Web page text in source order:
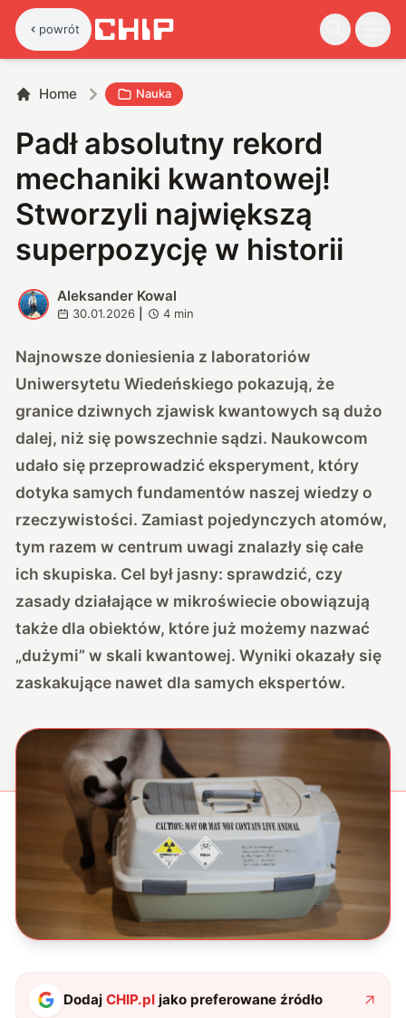
powrót
Home Nauka
Padł absolutny rekord
mechaniki kwantowej!
Stworzyli największą
superpozycję w historii
A
Aleksander Kowal
30.01.2026 4 min
Najnowsze doniesienia z laboratoriów
Uniwersytetu Wiedeńskiego pokazują, że
granice dziwnych zjawisk kwantowych są dużo
dalej, niż się powszechnie sądzi. Naukowcom
udało się przeprowadzić eksperyment, który
dotyka samych fundamentów naszej wiedzy o
rzeczywistości. Zamiast pojedynczych atomów,
tym razem w centrum uwagi znalazły się całe
ich skupiska. Cel był jasny: sprawdzić, czy
zasady działające w mikroświecie obowiązują
także dla obiektów, które już możemy nazwać
„dużymi” w skali kwantowej. Wyniki okazały się
zaskakujące nawet dla samych ekspertów.
DodajCHIP.pl jako preferowane źródło